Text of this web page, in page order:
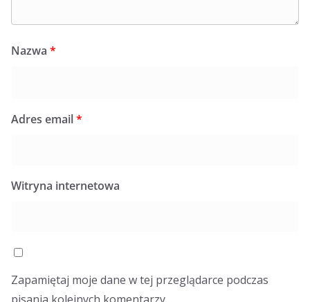
Nazwa *
Adres email*
Witryna internetowa
Zapamiętaj moje dane w tej przeglądarce podczas